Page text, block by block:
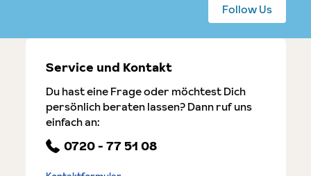
Follow Us
Service und Kontakt
Du hast eine Frage oder möchtest Dich
persönlich beraten lassen? Dann ruf uns
einfach an:
0720 - 77 51 08